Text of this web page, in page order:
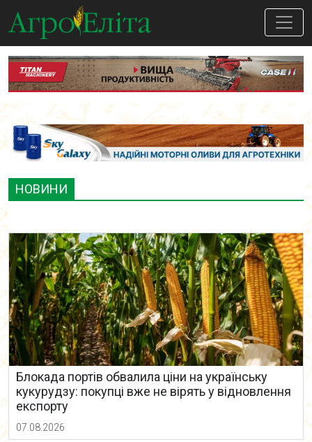
НОВИНИ
Блокада портів обвалила ціни на українську
кукурудзу: покупці вже не вірять у відновлення
експорту
07.08.2026